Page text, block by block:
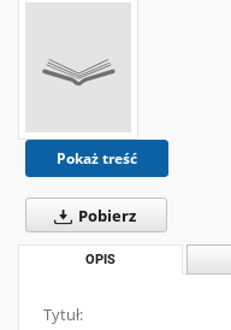
Pokaż treść
Pobierz
OPIS
Tytuł: